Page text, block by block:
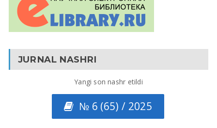
JURNAL NASHRI
Yangi son nashr etildi
№ 6 (65) / 2025